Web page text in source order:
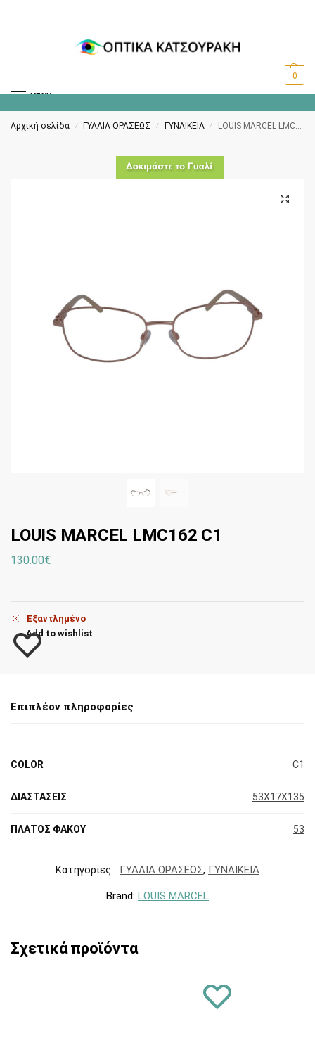
MENU
0
Αρχική σελίδα / ΓΥΑΛΙΑ ΟΡΑΣΕΩΣ / ΓΥΝΑΙΚΕΙΑ / LOUIS MARCEL LMC162 C1
LOUIS MARCEL LMC162 C1
130.00€
Εξαντλημένο
Add to wishlist
Επιπλέον πληροφορίες
COLOR C1
ΔΙΑΣΤΑΣΕΙΣ 53X17X135
ΠΛΑΤΟΣ ΦΑΚΟΥ 53
Κατηγορίες: ΓΥΑΛΙΑ ΟΡΑΣΕΩΣ, ΓΥΝΑΙΚΕΙΑ
Brand: LOUIS MARCEL
Σχετικά προϊόντα